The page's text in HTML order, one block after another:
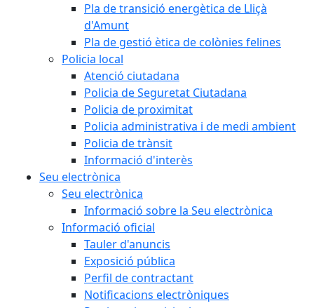
Pla de transició energètica de Lliçà
d'Amunt
Pla de gestió ètica de colònies felines
Policia local
Atenció ciutadana
Policia de Seguretat Ciutadana
Policia de proximitat
Policia administrativa i de medi ambient
Policia de trànsit
Informació d'interès
Seu electrònica
Seu electrònica
Informació sobre la Seu electrònica
Informació oficial
Tauler d'anuncis
Exposició pública
Perfil de contractant
Notificacions electròniques